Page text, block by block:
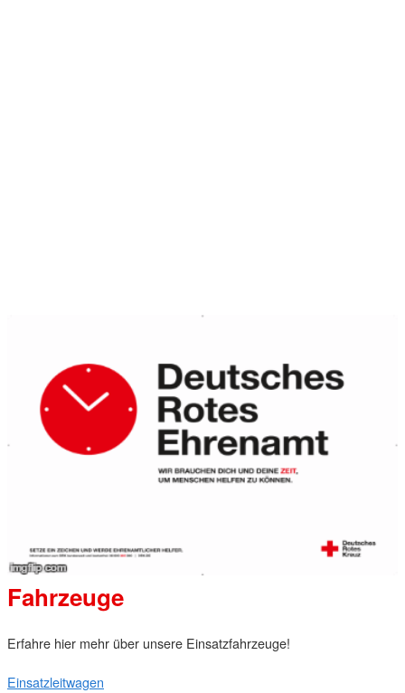
Fahrzeuge
Erfahre hier mehr über unsere Einsatzfahrzeuge!
Einsatzleitwagen